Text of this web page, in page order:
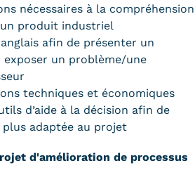
nécessaires à la compréhension
produit industriel
afin de présenter un
un problème/une
techniques et économiques
d’aide à la décision afin de
adaptée au projet
d'amélioration de processus